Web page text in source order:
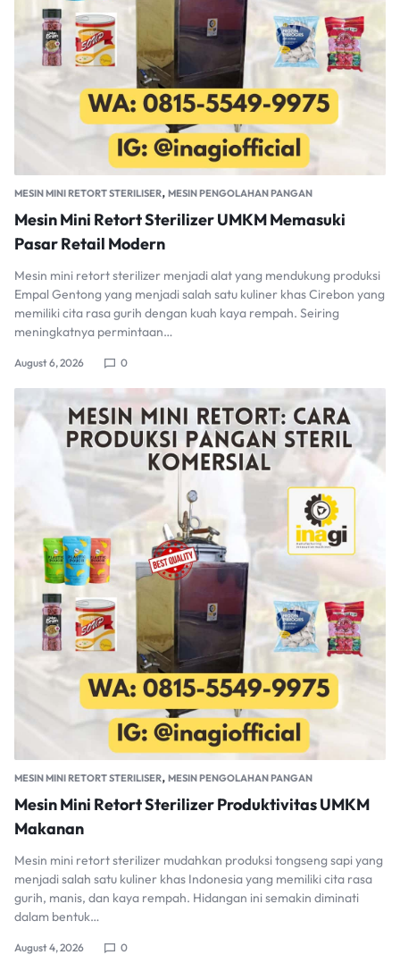
MESIN MINI RETORT STERILISER, MESIN PENGOLAHAN PANGAN
Mesin Mini Retort Sterilizer UMKM Memasuki
Pasar Retail Modern
Mesin mini retort sterilizer menjadi alat yang mendukung produksi
Empal Gentong yang menjadi salah satu kuliner khas Cirebon yang
memiliki cita rasa gurih dengan kuah kaya rempah. Seiring
meningkatnya permintaan…
August 6, 2026 0
MESIN MINI RETORT STERILISER, MESIN PENGOLAHAN PANGAN
Mesin Mini Retort Sterilizer Produktivitas UMKM
Makanan
Mesin mini retort sterilizer mudahkan produksi tongseng sapi yang
menjadi salah satu kuliner khas Indonesia yang memiliki cita rasa
gurih, manis, dan kaya rempah. Hidangan ini semakin diminati
dalam bentuk…
August 4, 2026 0